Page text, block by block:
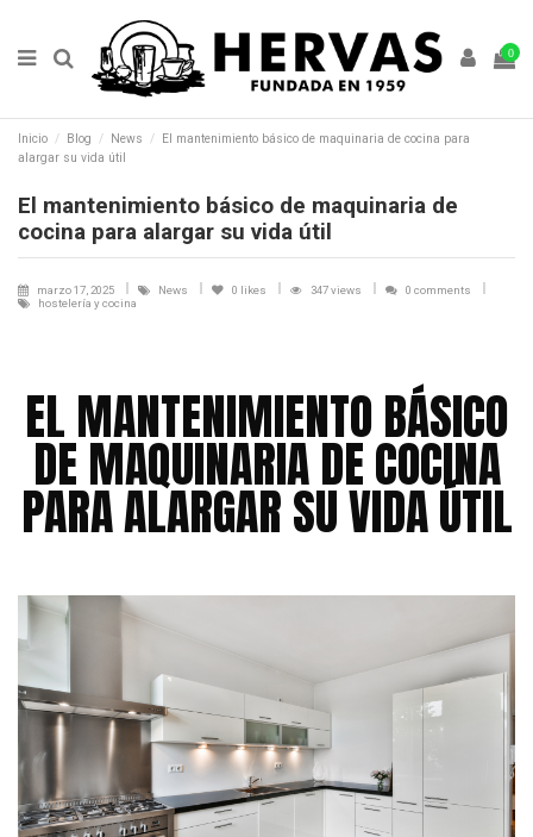
0
Inicio Blog News
El mantenimiento básico de maquinaria de cocina para
alargar su vida útil
El mantenimiento básico de maquinaria de
cocina para alargar su vida útil
marzo 17, 2025 News 0 likes 347 views
0 comments
hostelería y cocina
EL MANTENIMIENTO BÁSICO
DE MAQUINARIA DE COCINA
PARA ALARGAR SU VIDA ÚTIL